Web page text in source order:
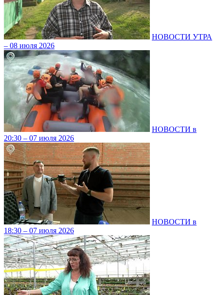
НОВОСТИ УТРА
– 08 июля 2026
НОВОСТИ в
20:30 – 07 июля 2026
НОВОСТИ в
18:30 – 07 июля 2026